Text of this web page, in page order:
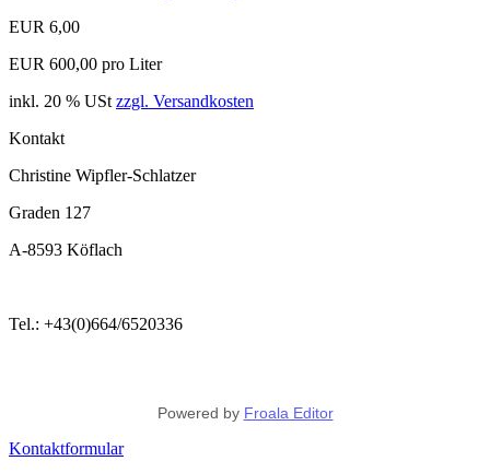
EUR 6,00
EUR 600,00 pro Liter
inkl. 20 % USt zzgl. Versandkosten
Kontakt
Christine Wipfler-Schlatzer
Graden 127
A-8593 Köflach
Tel.: +43(0)664/6520336
Powered by Froala Editor
Kontaktformular